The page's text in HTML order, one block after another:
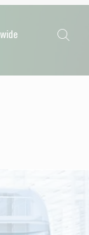
Iskanje